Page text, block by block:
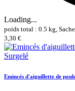
Loading...
poids total : 0.5 kg,
3,30 €
Emincés d'aiguillette de